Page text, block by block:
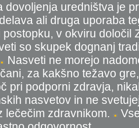
dovoljenja uredništva je
ali druga uporaba
postopku, v okviru
so skupek dognanj
Nasveti ne morejo
za kakšno težavo
pri podporni zdravja,
nasvetov in ne
lečečim zdravnikom.